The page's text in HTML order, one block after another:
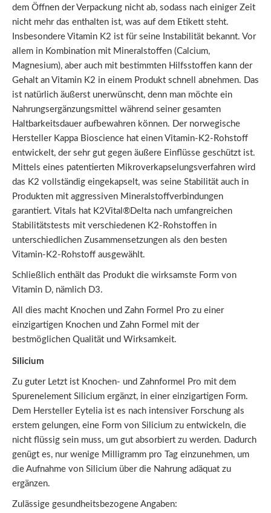
dem Öffnen der Verpackung nicht ab, sodass nach einiger Zeit
nicht mehr das enthalten ist, was auf dem Etikett steht.
Insbesondere Vitamin K2 ist für seine Instabilität bekannt. Vor
allem in Kombination mit Mineralstoffen (Calcium,
Magnesium), aber auch mit bestimmten Hilfsstoffen kann der
Gehalt an Vitamin K2 in einem Produkt schnell abnehmen. Das
ist natürlich äußerst unerwünscht, denn man möchte ein
Nahrungsergänzungsmittel während seiner gesamten
Haltbarkeitsdauer aufbewahren können. Der norwegische
Hersteller Kappa Bioscience hat einen Vitamin-K2-Rohstoff
entwickelt, der sehr gut gegen äußere Einflüsse geschützt ist.
Mittels eines patentierten Mikroverkapselungsverfahren wird
das K2 vollständig eingekapselt, was seine Stabilität auch in
Produkten mit aggressiven Mineralstoffverbindungen
garantiert. Vitals hat K2Vital®Delta nach umfangreichen
Stabilitätstests mit verschiedenen K2-Rohstoffen in
unterschiedlichen Zusammensetzungen als den besten
Vitamin-K2-Rohstoff ausgewählt.
Schließlich enthält das Produkt die wirksamste Form von
Vitamin D, nämlich D3.
All dies macht Knochen und Zahn Formel Pro zu einer
einzigartigen Knochen und Zahn Formel mit der
bestmöglichen Qualität und Wirksamkeit.
Silicium
Zu guter Letzt ist Knochen- und Zahnformel Pro mit dem
Spurenelement Silicium ergänzt, in einer einzigartigen Form.
Dem Hersteller Eytelia ist es nach intensiver Forschung als
erstem gelungen, eine Form von Silicium zu entwickeln, die
nicht flüssig sein muss, um gut absorbiert zu werden. Dadurch
genügt es, nur wenige Milligramm pro Tag einzunehmen, um
die Aufnahme von Silicium über die Nahrung adäquat zu
ergänzen.
Zulässige gesundheitsbezogene Angaben: